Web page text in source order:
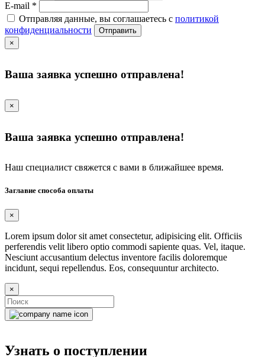
E-mail *
Отправляя данные, вы соглашаетесь с политикой
конфиденциальности
Отправить
×
Ваша заявка успешно отправлена!
×
Ваша заявка успешно отправлена!
Наш специалист свяжется с вами в ближайшее время.
Заглавие способа оплаты
×
Lorem ipsum dolor sit amet consectetur, adipisicing elit. Officiis
perferendis velit libero optio commodi sapiente quas. Vel, itaque.
Nesciunt accusantium delectus inventore facilis doloremque
incidunt, sequi repellendus. Eos, consequuntur architecto.
×
Узнать о поступлении